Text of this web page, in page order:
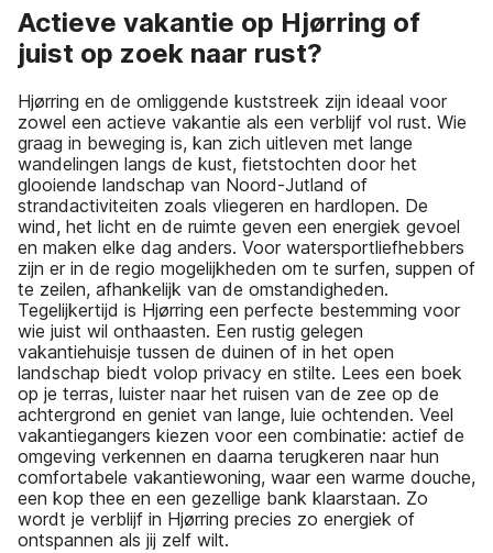
Actieve vakantie op Hjørring of
juist op zoek naar rust?
Hjørring en de omliggende kuststreek zijn ideaal voor
zowel een actieve vakantie als een verblijf vol rust. Wie
graag in beweging is, kan zich uitleven met lange
wandelingen langs de kust, fietstochten door het
glooiende landschap van Noord-Jutland of
strandactiviteiten zoals vliegeren en hardlopen. De
wind, het licht en de ruimte geven een energiek gevoel
en maken elke dag anders. Voor watersportliefhebbers
zijn er in de regio mogelijkheden om te surfen, suppen of
te zeilen, afhankelijk van de omstandigheden.
Tegelijkertijd is Hjørring een perfecte bestemming voor
wie juist wil onthaasten. Een rustig gelegen
vakantiehuisje tussen de duinen of in het open
landschap biedt volop privacy en stilte. Lees een boek
op je terras, luister naar het ruisen van de zee op de
achtergrond en geniet van lange, luie ochtenden. Veel
vakantiegangers kiezen voor een combinatie: actief de
omgeving verkennen en daarna terugkeren naar hun
comfortabele vakantiewoning, waar een warme douche,
een kop thee en een gezellige bank klaarstaan. Zo
wordt je verblijf in Hjørring precies zo energiek of
ontspannen als jij zelf wilt.